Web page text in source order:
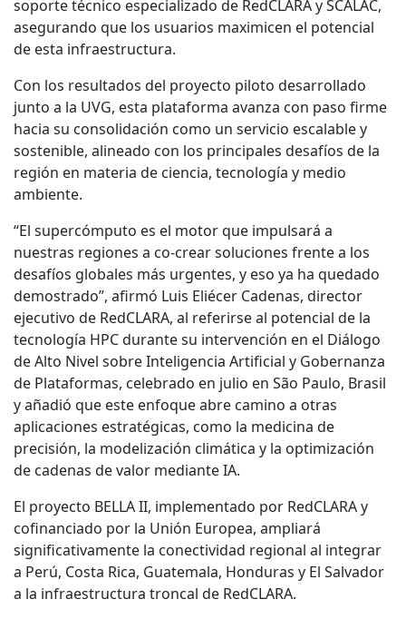
soporte técnico especializado de RedCLARA y SCALAC,
asegurando que los usuarios maximicen el potencial
de esta infraestructura.
Con los resultados del proyecto piloto desarrollado
junto a la UVG, esta plataforma avanza con paso firme
hacia su consolidación como un servicio escalable y
sostenible, alineado con los principales desafíos de la
región en materia de ciencia, tecnología y medio
ambiente.
“El supercómputo es el motor que impulsará a
nuestras regiones a co-crear soluciones frente a los
desafíos globales más urgentes, y eso ya ha quedado
demostrado”, afirmó Luis Eliécer Cadenas, director
ejecutivo de RedCLARA, al referirse al potencial de la
tecnología HPC durante su intervención en el Diálogo
de Alto Nivel sobre Inteligencia Artificial y Gobernanza
de Plataformas, celebrado en julio en São Paulo, Brasil
y añadió que este enfoque abre camino a otras
aplicaciones estratégicas, como la medicina de
precisión, la modelización climática y la optimización
de cadenas de valor mediante IA.
El proyecto BELLA II, implementado por RedCLARA y
cofinanciado por la Unión Europea, ampliará
significativamente la conectividad regional al integrar
a Perú, Costa Rica, Guatemala, Honduras y El Salvador
a la infraestructura troncal de RedCLARA.